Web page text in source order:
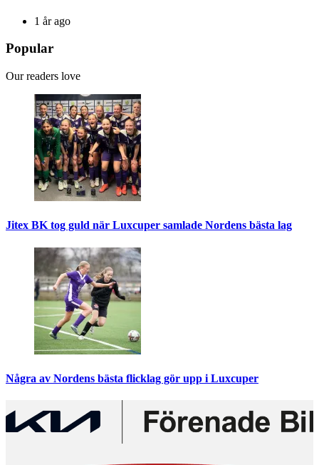
1 år ago
Popular
Our readers love
Jitex BK tog guld när Luxcuper samlade Nordens bästa lag
Några av Nordens bästa flicklag gör upp i Luxcuper